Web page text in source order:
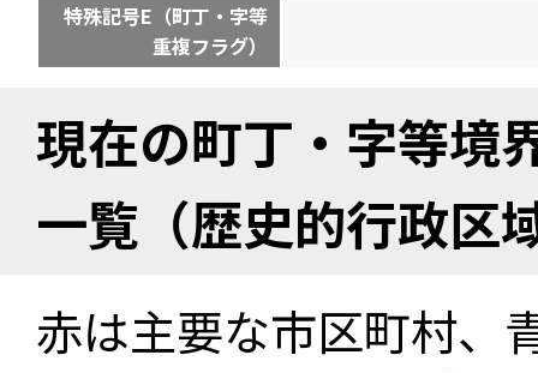
特殊記号E（町丁・字等
重複フラグ）
現在の町丁・字等境
一覧（歴史的行政区
赤は主要な市区町村、